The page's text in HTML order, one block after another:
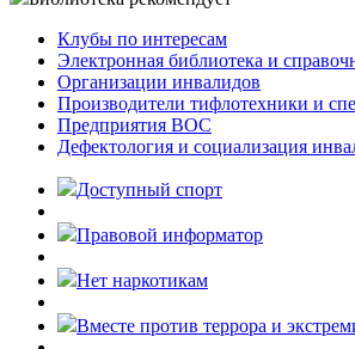
Клубы по интересам
Электронная библиотека и
Организации инвалидов
Производители тифлотехники и
Предприятия ВОС
Дефектология и социализация
Доступный спорт
Правовой информатор
Нет наркотикам
Вместе против террора и